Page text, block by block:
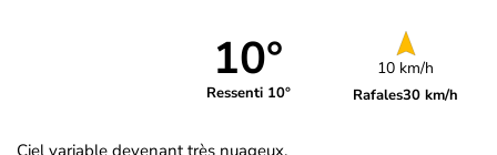
10°
Ressenti 10°
10 km/h
Rafales30 km/h
Ciel variable devenant très nuageux.